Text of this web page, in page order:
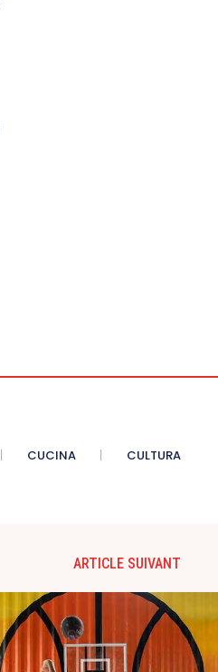
CUCINA CULTURA
ARTICLE SUIVANT